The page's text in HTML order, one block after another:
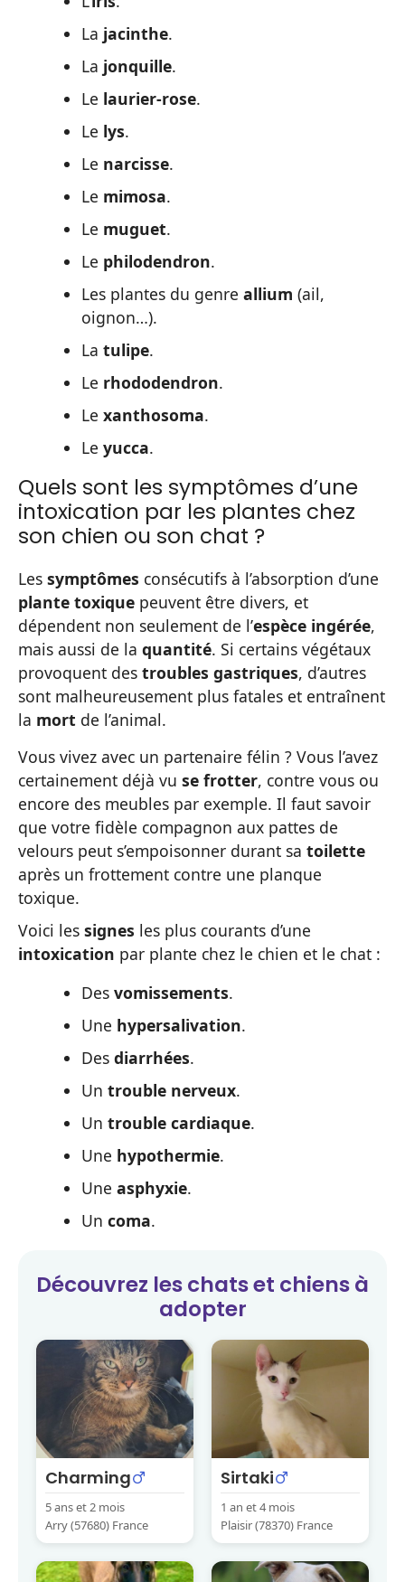
La jacinthe.
La jonquille.
Le laurier-rose.
Le lys.
Le narcisse.
Le mimosa.
Le muguet.
Le philodendron.
Les plantes du genre allium (ail,
oignon…).
La tulipe.
Le rhododendron.
Le xanthosoma.
Le yucca.
Quels sont les symptômes d’une
intoxication par les plantes chez
son chien ou son chat ?
Les symptômes consécutifs à l’absorption d’une
plante toxique peuvent être divers, et
dépendent non seulement de l’espèce ingérée,
mais aussi de la quantité. Si certains végétaux
provoquent des troubles gastriques, d’autres
sont malheureusement plus fatales et entraînent
la mort de l’animal.
Vous vivez avec un partenaire félin ? Vous l’avez
certainement déjà vu se frotter, contre vous ou
encore des meubles par exemple. Il faut savoir
que votre fidèle compagnon aux pattes de
velours peut s’empoisonner durant sa toilette
après un frottement contre une planque
toxique.
Voici les signes les plus courants d’une
intoxication par plante chez le chien et le chat :
Des vomissements.
Une hypersalivation.
Des diarrhées.
Un trouble nerveux.
Un trouble cardiaque.
Une hypothermie.
Une asphyxie.
Un coma.
Découvrez leschats et chiensà
adopter
Charming
5 ans et 2 mois
Arry (57680) France
Sirtaki
1 an et 4 mois
Plaisir (78370) France